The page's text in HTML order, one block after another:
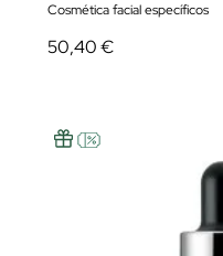
Cosmética facial específicos
50,40 €